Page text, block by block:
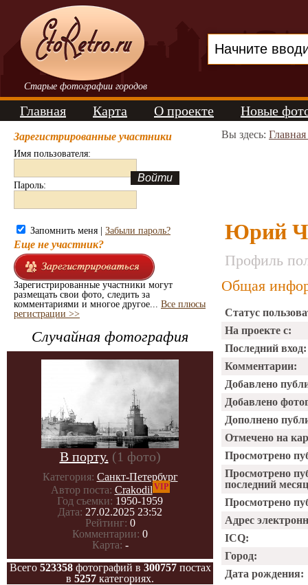
Старые фотографии городов
Главная Карта О проекте Новые
Зарегистрированные участники
Имя пользователя:
Пароль:
Запомнить меня | Забыли пароль?
Еще не участник?
Зарегистрированные участники могут
размещать свои фото, следить за
комментариями и многое другое... Все плюсы
регистрации >>
Случайная фотография
В порту. (1 фото)
Категория: Санкт-Петербург
Автор поста: Crakodil VIP
Год съемки: 1950-1959
Дата: 27.02.2025 23:52
Рейтинг: 0
Комментарии: 0
Карта: -
Всего 523358фотографий в 300757постах
в 5257 категориях.
Вы здесь:
Юрий
Профиль
Общая
Статус
На проекте с:
Последний вход:
Комментарии:
Добавлено
Добавлено
Дополнено
Отмечено на
Просмотрено
Просмотрено
последний
Просмотрено
Адрес
ICQ:
Город:
Дата рождения: